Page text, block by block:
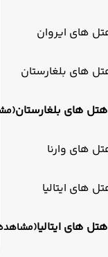
های ایروان
های بلغارستان
هتل های بلغارستان
های وارنا
های ایتالیا
هتل های ایتالیا